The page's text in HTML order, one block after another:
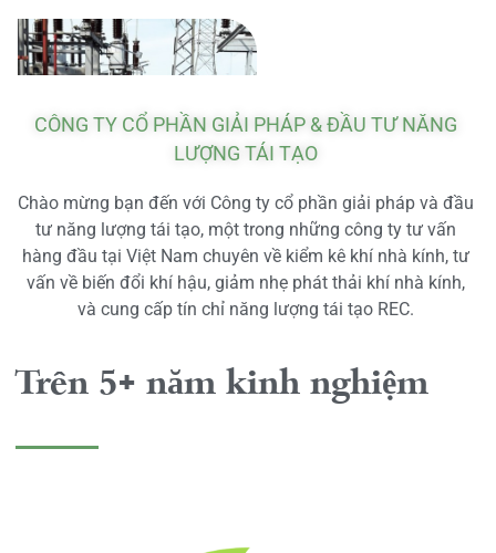
CÔNG TY CỔ PHẦN GIẢI PHÁP & ĐẦU TƯ NĂNG
LƯỢNG TÁI TẠO
Chào mừng bạn đến với Công ty cổ phần giải pháp và đầu
tư năng lượng tái tạo, một trong những công ty tư vấn
hàng đầu tại Việt Nam chuyên về kiểm kê khí nhà kính, tư
vấn về biến đổi khí hậu, giảm nhẹ phát thải khí nhà kính,
và cung cấp tín chỉ năng lượng tái tạo REC.
Trên 5+ năm kinh nghiệm